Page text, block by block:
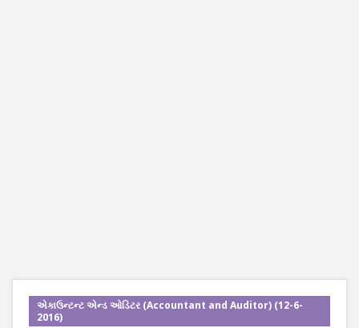
એકાઉન્ટન્ટ એન્ડ ઓડિટર (Accountant and Auditor) (12-6-
2016)